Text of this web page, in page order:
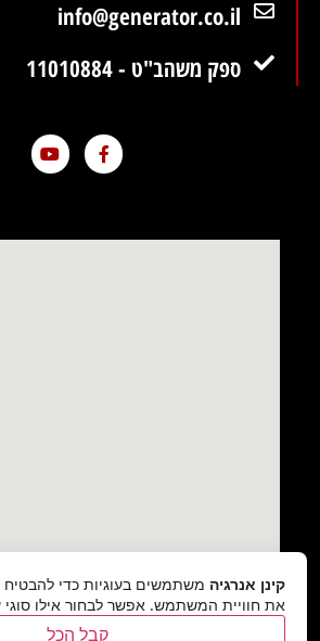
info@generator.co.il
ספק משהב"ט - 11010884
קינן אנרגיה משתמשים בעוגיות כדי
את חוויית המשתמש. אפשר לבחור אילו סוגי
קבל הכל